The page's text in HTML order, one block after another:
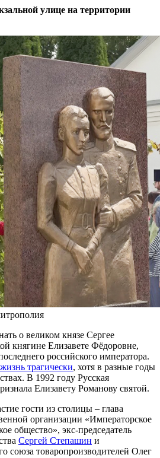
улице на территории
о великом князе Сергее
княгине Елизавете Фёдоровне,
российского императора.
трагически, хотя в разные годы
В 1992 году Русская
Елизавету Романову святой.
гости из столицы – глава
организации «Императорское
общество», экс-председатель
Сергей Степашин и
союза товаропроизводителей Олег